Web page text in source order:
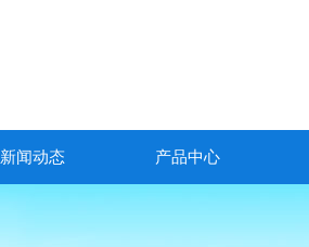
新闻动态 产品中心